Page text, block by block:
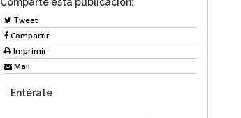
Tweet
Compartir
Imprimir
Mail
Entérate